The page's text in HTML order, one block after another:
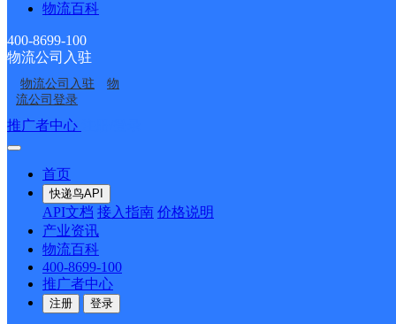
物流百科
400-8699-100
物流公司入驻
物流公司入驻
物
流公司登录
推广者中心
首页
快递鸟API
API文档 接入指南 价格说明
产业资讯
物流百科
400-8699-100
推广者中心
注册 登录
路232号
派送范围:全境
赤岗
速尔快递 更多号码
腾18电子产业园138-140
派送范围:*:鹭江地铁（